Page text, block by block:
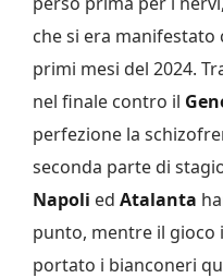
che si era
primi mesi del 2024.
nel finale contro il
perfezione la
seconda parte di
Napoli ed Atalanta
punto, mentre il gioco
portato i bianconeri